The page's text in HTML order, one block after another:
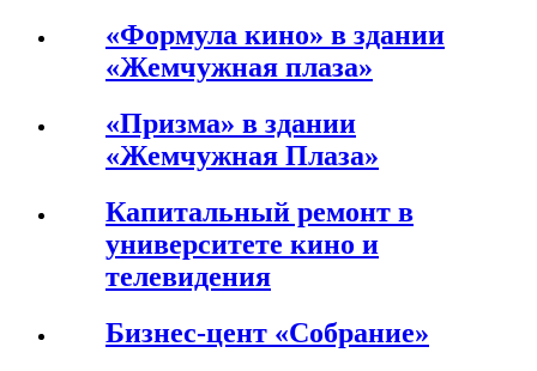
«Формула кино» в здании
«Жемчужная плаза»
«Призма» в здании
«Жемчужная Плаза»
Капитальный ремонт в
университете кино и
телевидения
Бизнес-цент «Собрание»